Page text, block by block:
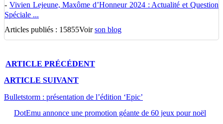
- Vivien Lejeune, Maxôme d’Honneur 2024 : Actualité et Question
Spéciale ...
Articles publiés : 15855Voirson blog
ARTICLE PRÉCÉDENT
ARTICLE SUIVANT
Bulletstorm : présentation de l’édition ‘Epic’
DotEmu annonce une promotion géante de 60 jeux pour noël